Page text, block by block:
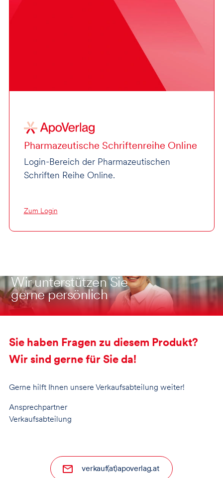
Pharmazeutische Schriftenreihe Online
Login-Bereich der Pharmazeutischen
Schriften Reihe Online.
Zum Login
Wir unterstützen Sie
gerne persönlich
Sie haben Fragen zu diesem Produkt?
Wir sind gerne für Sie da!
Gerne hilft Ihnen unsere Verkaufsabteilung weiter!
Ansprechpartner
Verkaufsabteilung
verkauf(at)apoverlag.at